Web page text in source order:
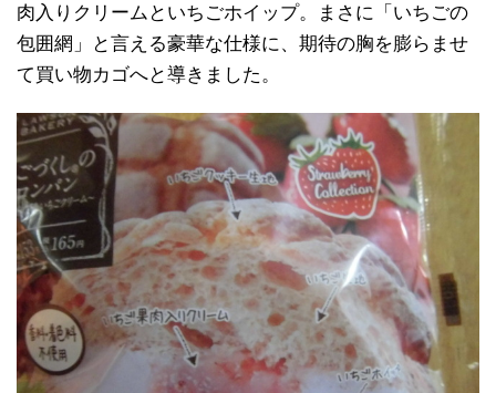
肉入りクリームといちごホイップ。まさに「いちごの
包囲網」と言える豪華な仕様に、期待の胸を膨らませ
て買い物カゴへと導きました。